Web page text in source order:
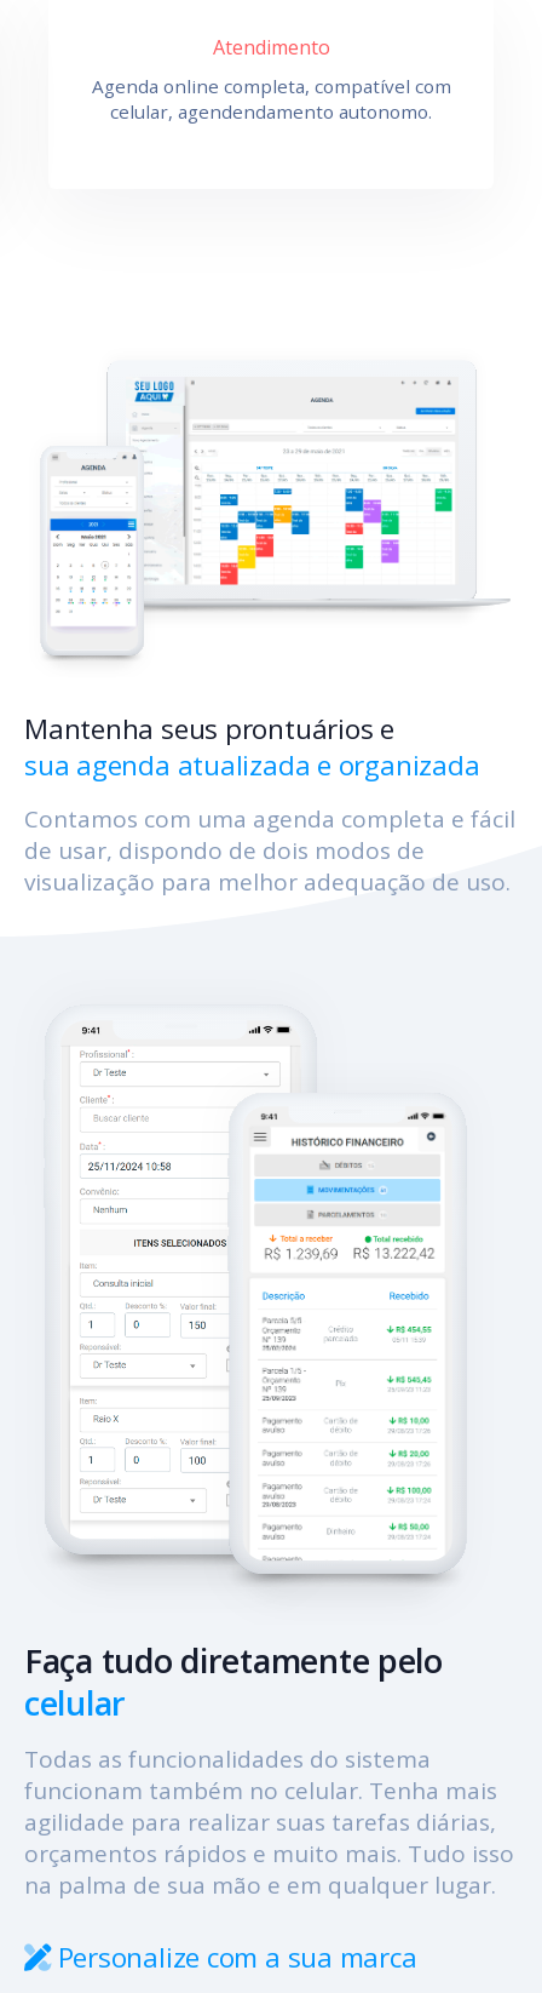
Atendimento
Agenda online completa, compatível com
celular, agendendamento autonomo.
Mantenha seus prontuários e
sua agenda atualizada e organizada
Contamos com uma agenda completa e fácil
de usar, dispondo de dois modos de
visualização para melhor adequação de uso.
Faça tudo diretamente pelo
celular
Todas as funcionalidades do sistema
funcionam também no celular. Tenha mais
agilidade para realizar suas tarefas diárias,
orçamentos rápidos e muito mais. Tudo isso
na palma de sua mão e em qualquer lugar.
Personalize com a sua marca